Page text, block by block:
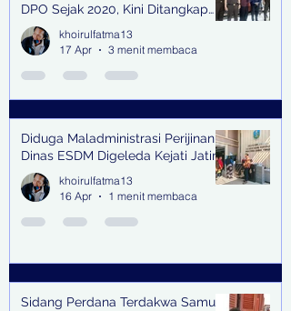
DPO Sejak 2020, Kini Ditangkap
Kejari Surabaya
khoirulfatma13
17 Apr
3 menit membaca
Diduga Maladministrasi Perijinan,
Dinas ESDM Digeleda Kejati Jatim
khoirulfatma13
16 Apr
1 menit membaca
Sidang Perdana Terdakwa Samuel